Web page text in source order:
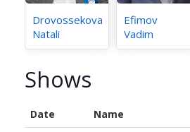
Drovossekova
Natali
Efimov
Vadim
Shows
Date Name